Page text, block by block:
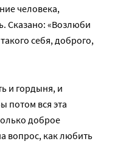
человека,
Сказано: «Возлюби
себя, доброго,
и гордыня, и
потом вся эта
доброе
вопрос, как любить